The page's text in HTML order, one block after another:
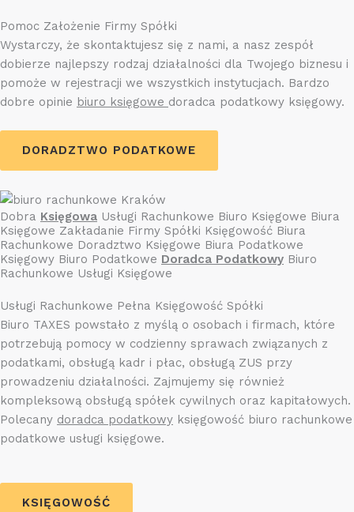
Pomoc Założenie Firmy Spółki
Wystarczy, że skontaktujesz się z nami, a nasz zespół
dobierze najlepszy rodzaj działalności dla Twojego biznesu i
pomoże w rejestracji we wszystkich instytucjach. Bardzo
dobre opinie biuro księgowe doradca podatkowy księgowy.
DORADZTWO PODATKOWE
Dobra Księgowa Usługi Rachunkowe Biuro Księgowe Biura
Księgowe Zakładanie Firmy Spółki Księgowość Biura
Rachunkowe Doradztwo Księgowe Biura Podatkowe
Księgowy Biuro Podatkowe Doradca Podatkowy Biuro
Rachunkowe Usługi Księgowe
Usługi Rachunkowe Pełna Księgowość Spółki
Biuro TAXES powstało z myślą o osobach i firmach, które
potrzebują pomocy w codzienny sprawach związanych z
podatkami, obsługą kadr i płac, obsługą ZUS przy
prowadzeniu działalności. Zajmujemy się również
kompleksową obsługą spółek cywilnych oraz kapitałowych.
Polecany doradca podatkowy księgowość biuro rachunkowe
podatkowe usługi księgowe.
KSIĘGOWOŚĆ